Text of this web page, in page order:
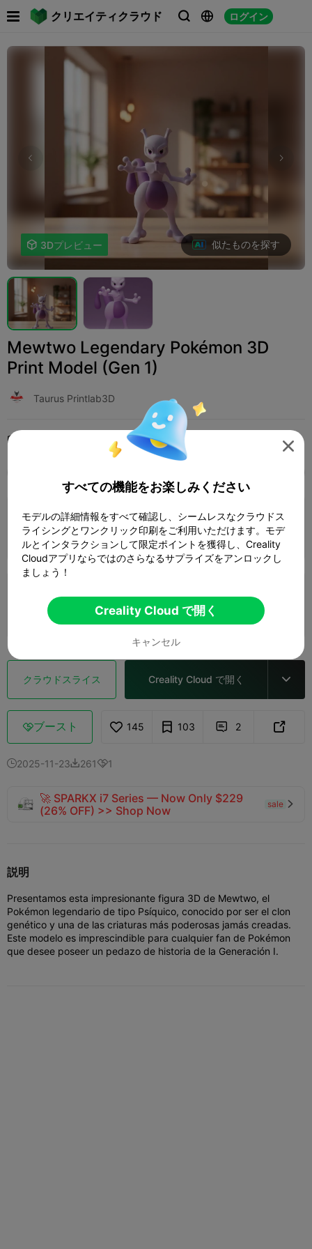
クリエイティクラウド   ログイン
 
 3Dプレビュー 似たものを探す
Mewtwo Legendary Pokémon 3D
Print Model (Gen 1)
Taurus Printlab3D
印刷設定 (2) アートとデザイン 彫刻と芸術作品 
0.2mm layer, 2 walls, 15% infill
著者  01h 41m  1 プレート  31.54g
 02h 15m  1 プレート 31.11g
クラウドスライス Creality Cloud で開く 
ブースト 145 103  2 
2025-11-232611
🚀 SPARKX i7 Series — Now Only $229
(26% OFF) >> Shop Now
sale 
説明
Presentamos esta impresionante figura 3D de Mewtwo, el
Pokémon legendario de tipo Psíquico, conocido por ser el clon
genético y una de las criaturas más poderosas jamás creadas.
Este modelo es imprescindible para cualquier fan de Pokémon
que desee poseer un pedazo de historia de la Generación I.

すべての機能をお楽しみください
モデルの詳細情報をすべて確認し、シームレスなクラウドス
ライシングとワンクリック印刷をご利用いただけます。モデ
ルとインタラクションして限定ポイントを獲得し、Creality
Cloudアプリならではのさらなるサプライズをアンロックし
ましょう！
Creality Cloud で開く
キャンセル